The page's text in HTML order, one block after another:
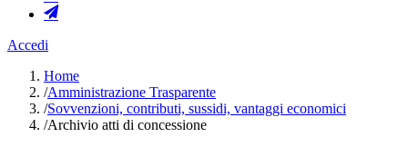
Accedi
Home
/Amministrazione Trasparente
/Sovvenzioni, contributi, sussidi, vantaggi economici
/Archivio atti di concessione